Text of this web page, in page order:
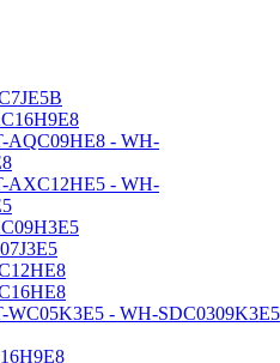
AQC09HE8 - WH-
AXC12HE5 - WH-
WC05K3E5 - WH-SDC0309K3E5